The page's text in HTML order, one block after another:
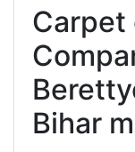
Carpet
Bihar